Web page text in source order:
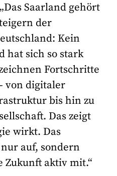
Saarland gehört
der
Kein
hat sich so stark
Fortschritte
von digitaler
bis hin zu
Das zeigt
wirkt. Das
auf, sondern
Zukunft aktiv mit.“